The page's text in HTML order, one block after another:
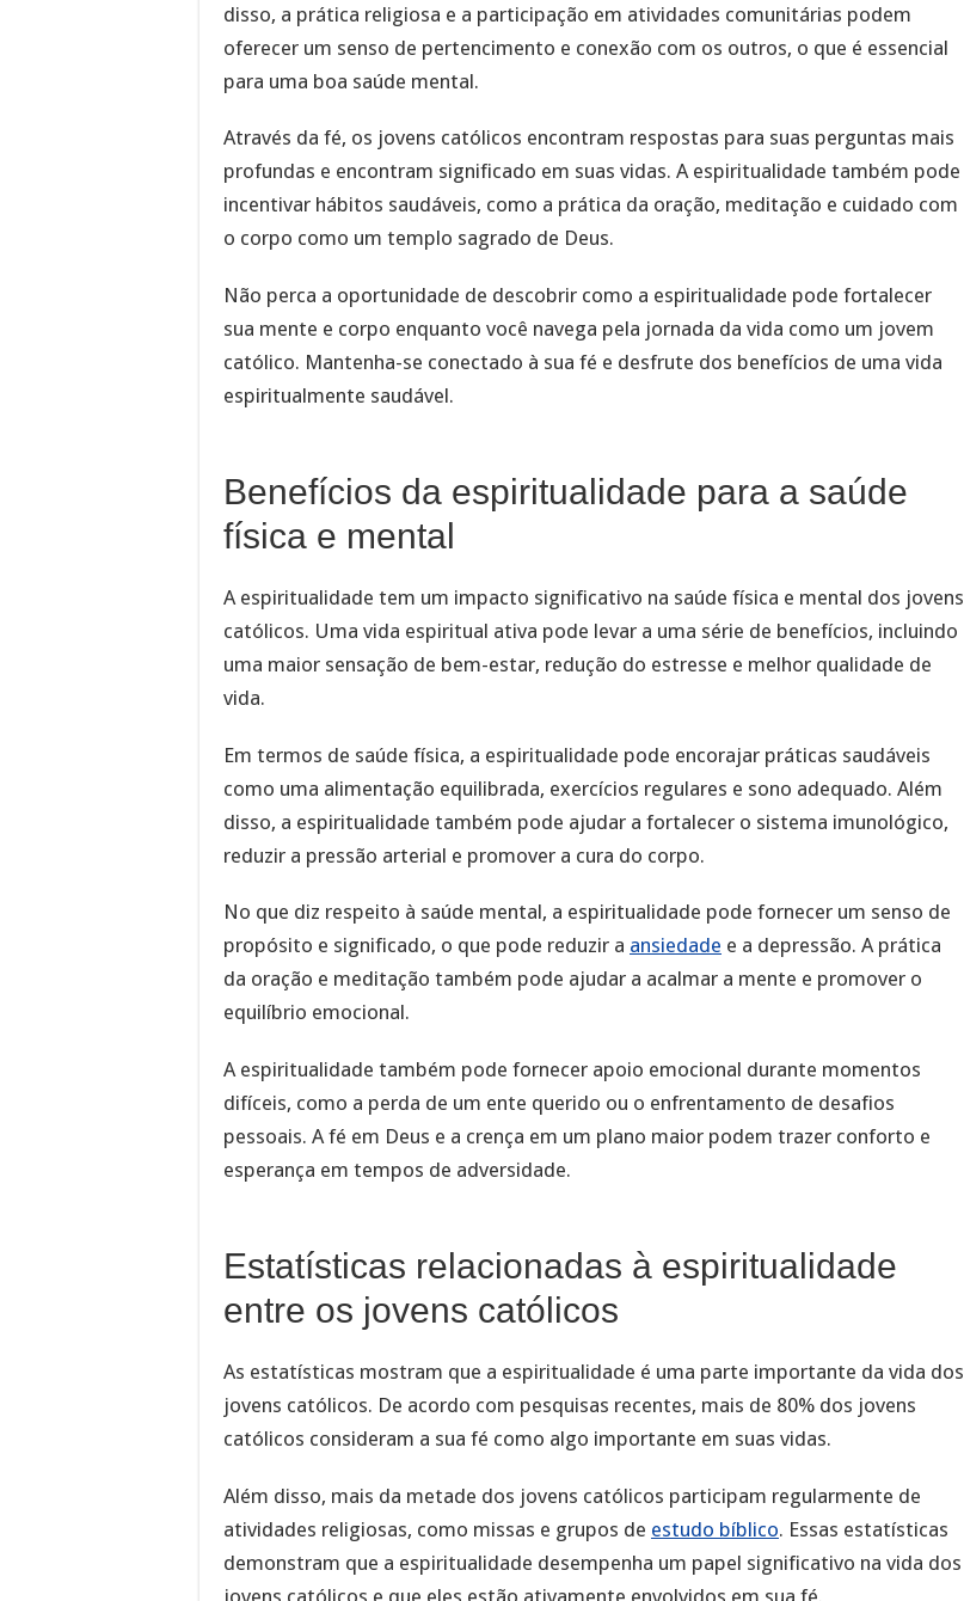
disso, a prática religiosa e a participação em atividades comunitárias podem
oferecer um senso de pertencimento e conexão com os outros, o que é essencial
para uma boa saúde mental.
Através da fé, os jovens católicos encontram respostas para suas perguntas mais
profundas e encontram significado em suas vidas. A espiritualidade também pode
incentivar hábitos saudáveis, como a prática da oração, meditação e cuidado com
o corpo como um templo sagrado de Deus.
Não perca a oportunidade de descobrir como a espiritualidade pode fortalecer
sua mente e corpo enquanto você navega pela jornada da vida como um jovem
católico. Mantenha-se conectado à sua fé e desfrute dos benefícios de uma vida
espiritualmente saudável.
Benefícios da espiritualidade para a saúde
física e mental
A espiritualidade tem um impacto significativo na saúde física e mental dos jovens
católicos. Uma vida espiritual ativa pode levar a uma série de benefícios, incluindo
uma maior sensação de bem-estar, redução do estresse e melhor qualidade de
vida.
Em termos de saúde física, a espiritualidade pode encorajar práticas saudáveis ​​
como uma alimentação equilibrada, exercícios regulares e sono adequado. Além
disso, a espiritualidade também pode ajudar a fortalecer o sistema imunológico,
reduzir a pressão arterial e promover a cura do corpo.
No que diz respeito à saúde mental, a espiritualidade pode fornecer um senso de
propósito e significado, o que pode reduzir a ansiedade e a depressão. A prática
da oração e meditação também pode ajudar a acalmar a mente e promover o
equilíbrio emocional.
A espiritualidade também pode fornecer apoio emocional durante momentos
difíceis, como a perda de um ente querido ou o enfrentamento de desafios
pessoais. A fé em Deus e a crença em um plano maior podem trazer conforto e
esperança em tempos de adversidade.
Estatísticas relacionadas à espiritualidade
entre os jovens católicos
As estatísticas mostram que a espiritualidade é uma parte importante da vida dos
jovens católicos. De acordo com pesquisas recentes, mais de 80% dos jovens
católicos consideram a sua fé como algo importante em suas vidas.
Além disso, mais da metade dos jovens católicos participam regularmente de
atividades religiosas, como missas e grupos de estudo bíblico. Essas estatísticas
demonstram que a espiritualidade desempenha um papel significativo na vida dos
jovens católicos e que eles estão ativamente envolvidos em sua fé.